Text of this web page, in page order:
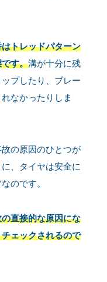
トレッドパターン
す。溝が十分に残
プしたり、ブレー
なかったりしま
の原因のひとつが
、タイヤは安全に
のです。
直接的な原因にな
ェックされるので